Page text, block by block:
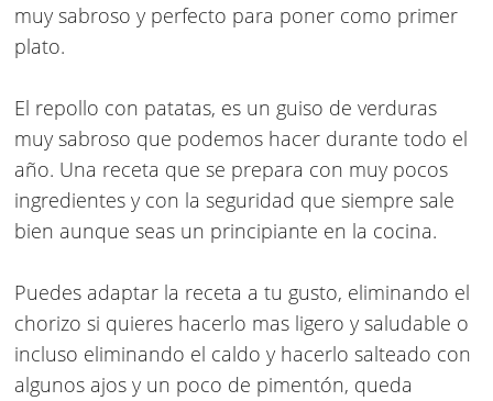
muy sabroso y perfecto para poner como primer
plato.
El repollo con patatas, es un guiso de verduras
muy sabroso que podemos hacer durante todo el
año. Una receta que se prepara con muy pocos
ingredientes y con la seguridad que siempre sale
bien aunque seas un principiante en la cocina.
Puedes adaptar la receta a tu gusto, eliminando el
chorizo si quieres hacerlo mas ligero y saludable o
incluso eliminando el caldo y hacerlo salteado con
algunos ajos y un poco de pimentón, queda